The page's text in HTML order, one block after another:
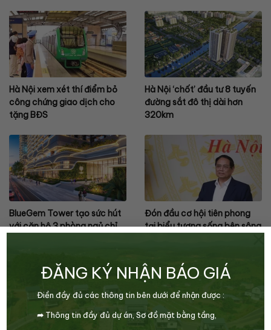
ĐĂNG KÝ NHẬN BÁO GIÁ
Điền đầy đủ các thông tin bên dưới để nhận được :
➦ Thông tin đầy đủ dự án, Sơ đồ mặt bằng tầng,
×
Hà Nội xem xét thí điểm bỏ
công chứng giao dịch cho
tặng BĐS
Hà Nội ‘chốt’ đầu tư 8 tuyến
đường sắt đô thị dài hơn
320km
BlueGem Tower tạo sức hút
với căn hộ 3 phòng ngủ chỉ
Đón đầu cơ hội tiên phong
tại biểu tượng sống bên sông